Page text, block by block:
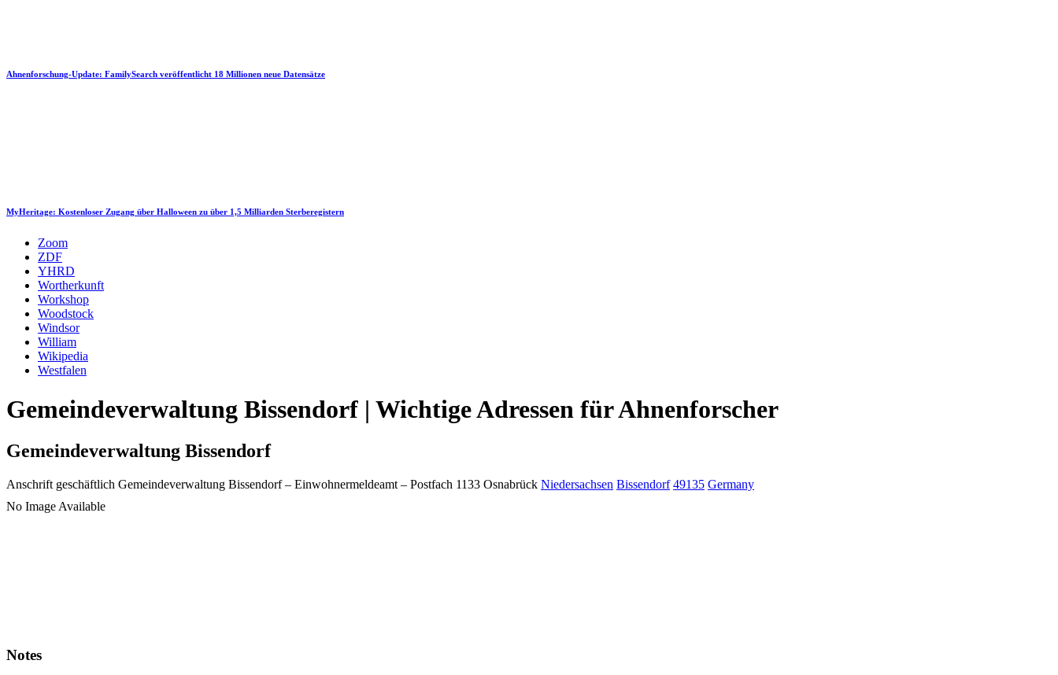
Ahnenforschung-Update: FamilySearch veröffentlicht 18 Millionen neue Datensätze
MyHeritage: Kostenloser Zugang über Halloween zu über 1,5 Milliarden Sterberegistern
Zoom
ZDF
YHRD
Wortherkunft
Workshop
Woodstock
Windsor
William
Wikipedia
Westfalen
Gemeindeverwaltung Bissendorf | Wichtige Adressen für Ahnenforscher
Gemeindeverwaltung Bissendorf
Anschrift geschäftlich Gemeindeverwaltung Bissendorf – Einwohnermeldeamt – Postfach 1133 Osnabrück Niedersachsen Bissendorf 49135 Germany
No Image Available
Notes